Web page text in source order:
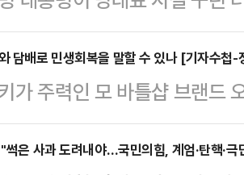
…주의 상처를 입힌 것으로 전
는 것으로 알려졌다.경찰에
일 우연히 마주쳐 실랑이를
한…
당대표'를 표방한 정청래 의
향해 공세를 가해온 그가 첫
의 개념이 아니다"라고 못
래 신임 당대표는 4일 첫 공
대중 전 대통령 묘역 참배를
담배로 민생회복을 말할 수 있나 [기자수첩-
가 주력인 모 바틀샵 브랜드
다'란 공지가 잊을만하면 올
매점 앞을 지날 때도 '민생
썩은 사과 도려내야…국민의힘, 계엄·탄핵·극